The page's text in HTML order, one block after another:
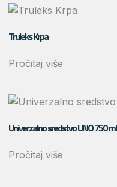
Truleks Krpa
Pročitaj više
Univerzalno sredstvo UNO 750 ml
Pročitaj više